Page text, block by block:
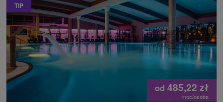
TIP
od 485,22 zł
/noc/osoba